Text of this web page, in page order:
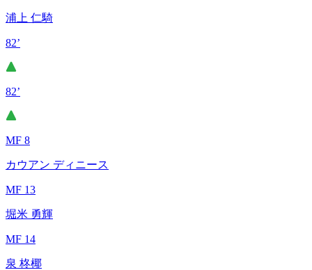
浦上 仁騎
82’
82’
MF 8
カウアン ディニース
MF 13
堀米 勇輝
MF 14
泉 柊椰